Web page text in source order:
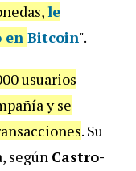
le
en Bitcoin".
usuarios
y se
. Su
según Castro-